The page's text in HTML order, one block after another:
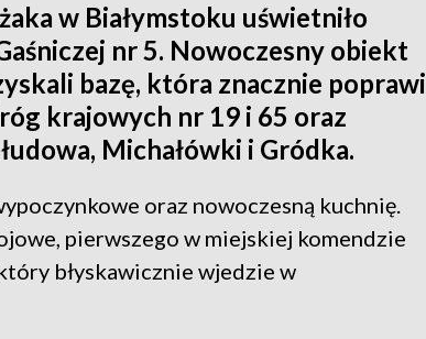
w Białymstoku uświetniło
nr 5. Nowoczesny obiekt
bazę, która znacznie poprawi
krajowych nr 19 i 65 oraz
Michałówki i Gródka.
oraz nowoczesną kuchnię.
pierwszego w miejskiej komendzie
błyskawicznie wjedzie w